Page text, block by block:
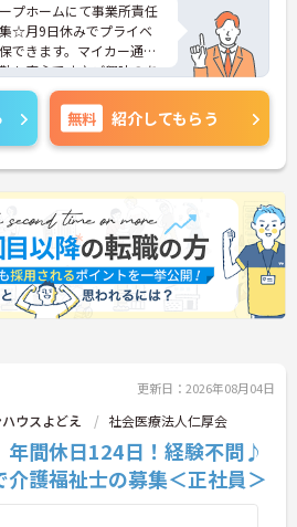
プホームにて事業所責任
☆月9日休みでプライベ
できます。マイカー通勤
も安心です♪ご興味のあ
トなど、さらに詳細をご
相談ください！
無料 紹介してもらう
更新日：2026年08月04日
ウスよどえ 社会医療法人仁厚会
年間休日124日！経験不問♪
護福祉士の募集＜正社員＞